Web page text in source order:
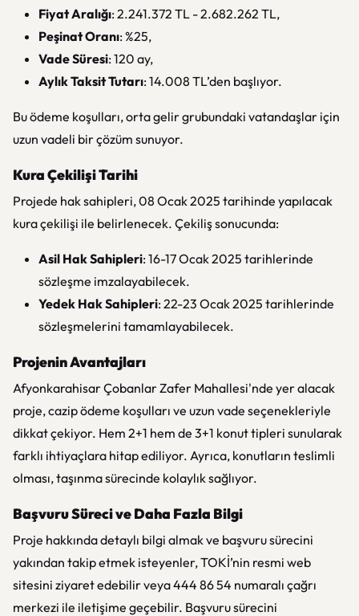
Fiyat Aralığı: 2.241.372 TL - 2.682.262 TL,
Peşinat Oranı: %25,
Vade Süresi: 120 ay,
Aylık Taksit Tutarı: 14.008 TL’den başlıyor.
Bu ödeme koşulları, orta gelir grubundaki vatandaşlar için
uzun vadeli bir çözüm sunuyor.
Kura Çekilişi Tarihi
Projede hak sahipleri, 08 Ocak 2025 tarihinde yapılacak
kura çekilişi ile belirlenecek. Çekiliş sonucunda:
Asil Hak Sahipleri: 16-17 Ocak 2025 tarihlerinde
sözleşme imzalayabilecek.
Yedek Hak Sahipleri: 22-23 Ocak 2025 tarihlerinde
sözleşmelerini tamamlayabilecek.
Projenin Avantajları
Afyonkarahisar Çobanlar Zafer Mahallesi'nde yer alacak
proje, cazip ödeme koşulları ve uzun vade seçenekleriyle
dikkat çekiyor. Hem 2+1 hem de 3+1 konut tipleri sunularak
farklı ihtiyaçlara hitap ediliyor. Ayrıca, konutların teslimli
olması, taşınma sürecinde kolaylık sağlıyor.
Başvuru Süreci ve Daha Fazla Bilgi
Proje hakkında detaylı bilgi almak ve başvuru sürecini
yakından takip etmek isteyenler, TOKİ’nin resmi web
sitesini ziyaret edebilir veya 444 86 54 numaralı çağrı
merkezi ile iletişime geçebilir. Başvuru sürecini